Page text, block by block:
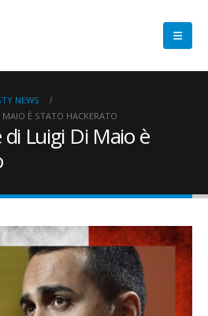
NEWS
È STATO HACKERATO
Luigi Di Maio è